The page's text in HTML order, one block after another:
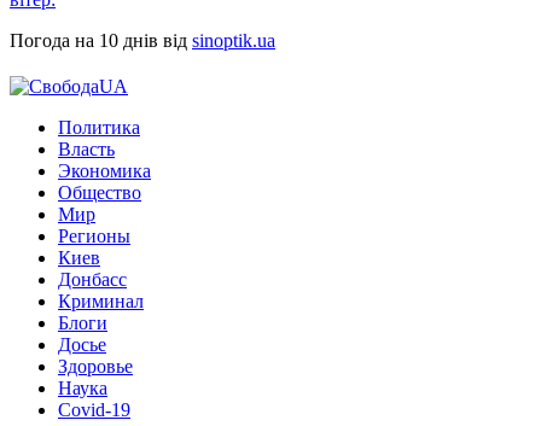
Погода на 10 днів від sinoptik.ua
Политика
Власть
Экономика
Общество
Мир
Регионы
Киев
Донбасс
Криминал
Блоги
Досье
Здоровье
Наука
Covid-19